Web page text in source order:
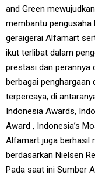
and Green
membantu pengusaha
geraigerai Alfamart
ikut terlibat dalam
prestasi dan perannya
berbagai
terpercaya, di
Indonesia Awards,
Award , Indonesia’s
Alfamart juga berhasil
berdasarkan Nielsen
Pada saat ini Sumber